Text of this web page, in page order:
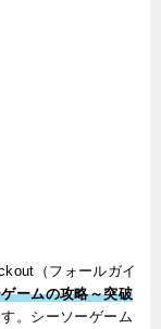
（フォールガイ
ームの攻略～突破
。シーソーゲーム